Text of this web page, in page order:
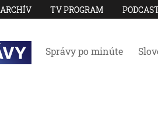
ARCHÍV TV PROGRAM
Správy po minúte